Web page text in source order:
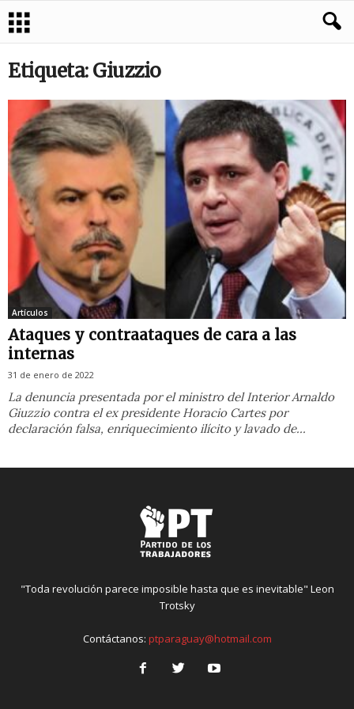
Etiqueta: Giuzzio
Artículos
Ataques y contraataques de cara a las
internas
31 de enero de 2022
La denuncia presentada por el ministro del Interior Arnaldo
Giuzzio contra el ex presidente Horacio Cartes por
declaración falsa, enriquecimiento ilícito y lavado de...
"Toda revolución parece imposible hasta que es inevitable" Leon
Trotsky
Contáctanos: ptparaguay@hotmail.com